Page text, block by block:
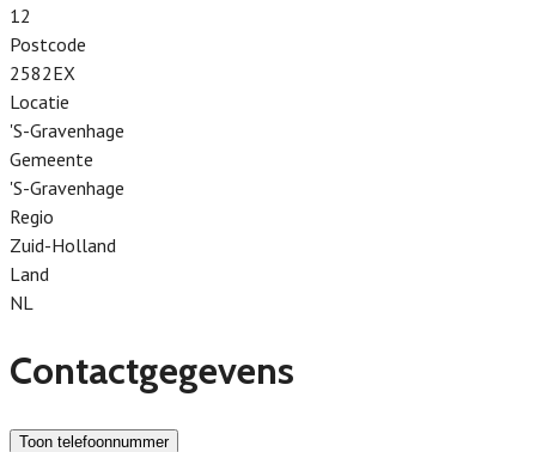
12
Postcode
2582EX
Locatie
'S-Gravenhage
Gemeente
'S-Gravenhage
Regio
Zuid-Holland
Land
NL
Contactgegevens
Toon telefoonnummer